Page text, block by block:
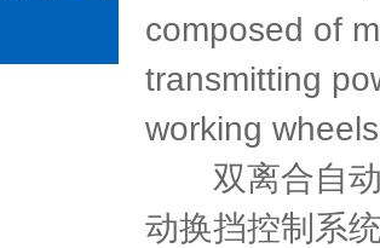
composed of
transmitting
working
双离合自动
动换挡控制系